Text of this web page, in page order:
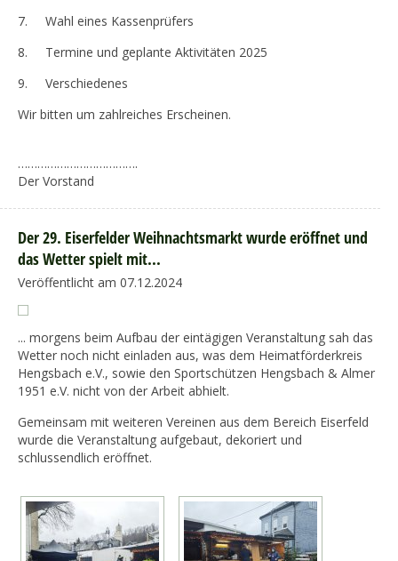
7. Wahl eines Kassenprüfers
8. Termine und geplante Aktivitäten 2025
9. Verschiedenes
Wir bitten um zahlreiches Erscheinen.
……………………………….
Der Vorstand
Der 29. Eiserfelder Weihnachtsmarkt wurde eröffnet und
das Wetter spielt mit...
Veröffentlicht am 07.12.2024
... morgens beim Aufbau der eintägigen Veranstaltung sah das
Wetter noch nicht einladen aus, was dem Heimatförderkreis
Hengsbach e.V., sowie den Sportschützen Hengsbach & Almer
1951 e.V. nicht von der Arbeit abhielt.
Gemeinsam mit weiteren Vereinen aus dem Bereich Eiserfeld
wurde die Veranstaltung aufgebaut, dekoriert und
schlussendlich eröffnet.